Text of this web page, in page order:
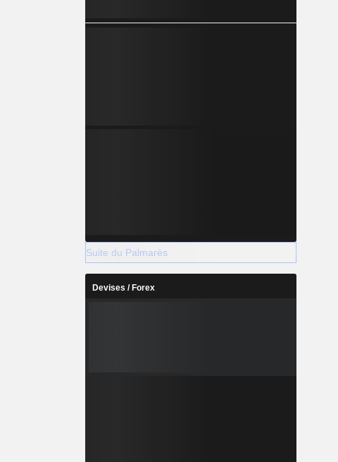
Suite du Palmarès
Devises / Forex